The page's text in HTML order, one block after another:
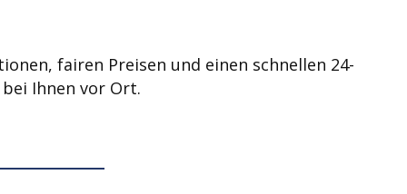
fairen Preisen und einen schnellen 24-
Ihnen vor Ort.